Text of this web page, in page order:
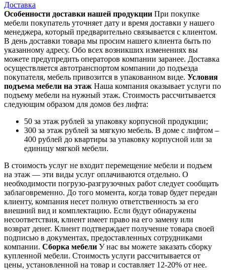
Доставка
Особенности доставки нашей продукции При покупке
мебели покупатель уточняет дату и время доставки у нашего
менеджера, который предварительно связывается с клиентом.
В день доставки товара мы просим нашего клиента быть по
указанному адресу. Обо всех возникших изменениях вы
можете предупредить операторов компании заранее. Доставка
осуществляется автотранспортом компании до подъезда
покупателя, мебель привозится в упакованном виде. Условия
подъема мебели на этаж Наша компания оказывает услуги по
подъему мебели на нужный этаж. Стоимость рассчитывается
следующим образом для домов без лифта:
50 за этаж рублей за упаковку корпусной продукции;
300 за этаж рублей за мягкую мебель. В доме с лифтом –
400 рублей до квартиры за упаковку корпусной или за
единицу мягкой мебели.
В стоимость услуг не входит перемещение мебели и подъем
на этаж — эти виды услуг оплачиваются отдельно. О
необходимости погрузо-разгрузочных работ следует сообщать
заблаговременно. До того момента, когда товар будет передан
клиенту, компания несет полную ответственность за его
внешний вид и комплектацию. Если будут обнаружены
несоответствия, клиент имеет право на его замену или
возврат денег. Клиент подтверждает получение товара своей
подписью в документах, предоставленных сотрудниками
компании. Сборка мебели У нас вы можете заказать сборку
купленной мебели. Стоимость услуги рассчитывается от
цены, установленной на товар и составляет 12-20% от нее.